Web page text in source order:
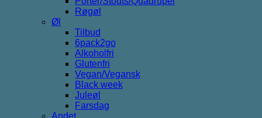
Røgøl
Øl
Tilbud
6pack2go
Alkoholfri
Glutenfri
Vegan/Vegansk
Black week
Juleøl
Farsdag
Andet